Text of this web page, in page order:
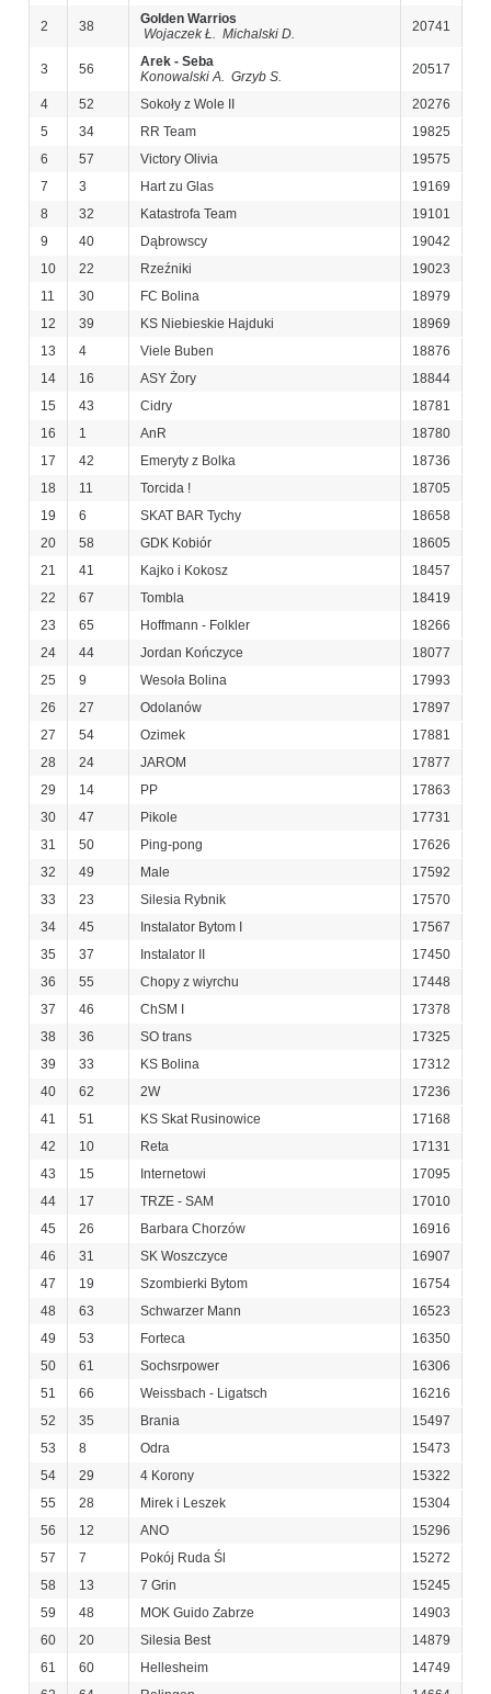
2 38
Golden Warrios
Wojaczek Ł. Michalski D.
20741
3 56
Arek - Seba
Konowalski A. Grzyb S.
20517
4 52 Sokoły z Wole II
20276
5
34 RR Team
19825
6
57 Victory Olivia
19575
7
3 Hart zu Glas
19169
8
32 Katastrofa Team
19101
9
40 Dąbrowscy
19042
10
22 Rzeźniki
19023
11
30 FC Bolina
18979
12
39 KS Niebieskie Hajduki
18969
13
4 Viele Buben
18876
14
16 ASY Żory
18844
15
43 Cidry
18781
16
1 AnR
18780
17
42 Emeryty z Bolka
18736
18
11 Torcida !
18705
19
6 SKAT BAR Tychy
18658
20
58 GDK Kobiór
18605
21
41 Kajko i Kokosz
18457
22
67 Tombla
18419
23
65 Hoffmann - Folkler
18266
24
44 Jordan Kończyce
18077
25
9 Wesoła Bolina
17993
26
27 Odolanów
17897
27
54 Ozimek
17881
28
24 JAROM
17877
29
14 PP
17863
30
47 Pikole
17731
31
50 Ping-pong
17626
32
49 Male
17592
33
23 Silesia Rybnik
17570
34
45 Instalator Bytom I
17567
35
37 Instalator II
17450
36
55 Chopy z wiyrchu
17448
37
46 ChSM I
17378
38
36 SO trans
17325
39
33 KS Bolina
17312
40
62 2W
17236
41
51 KS Skat Rusinowice
17168
42
10 Reta
17131
43
15 Internetowi
17095
44
17 TRZE - SAM
17010
45
26 Barbara Chorzów
16916
46
31 SK Woszczyce
16907
47
19 Szombierki Bytom
16754
48
63 Schwarzer Mann
16523
49
53 Forteca
16350
50
61 Sochsrpower
16306
51
66 Weissbach - Ligatsch
16216
52
35 Brania
15497
53
8 Odra
15473
54
29 4 Korony
15322
55
28 Mirek i Leszek
15304
56
12 ANO
15296
57
7 Pokój Ruda Śl
15272
58
13 7 Grin
15245
59
48 MOK Guido Zabrze
14903
60
20 Silesia Best
14879
61
60 Hellesheim
14749